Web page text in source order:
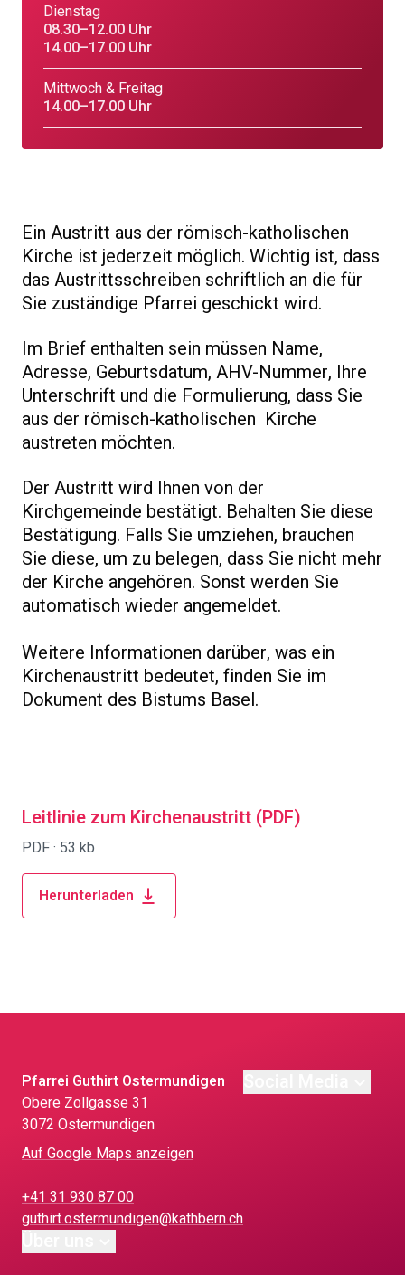
Dienstag
08.30–12.00 Uhr
14.00–17.00 Uhr
Mittwoch & Freitag
14.00–17.00 Uhr
Ein Austritt aus der römisch-katholischen
Kirche ist jederzeit möglich. Wichtig ist, dass
das Austrittsschreiben schriftlich an die für
Sie zuständige Pfarrei geschickt wird.
Im Brief enthalten sein müssen Name,
Adresse, Geburtsdatum, AHV-Nummer, Ihre
Unterschrift und die Formulierung, dass Sie
aus der römisch-katholischen Kirche
austreten möchten.
Der Austritt wird Ihnen von der
Kirchgemeinde bestätigt. Behalten Sie diese
Bestätigung. Falls Sie umziehen, brauchen
Sie diese, um zu belegen, dass Sie nicht mehr
der Kirche angehören. Sonst werden Sie
automatisch wieder angemeldet.
Weitere Informationen darüber, was ein
Kirchenaustritt bedeutet, finden Sie im
Dokument des Bistums Basel.
Leitlinie zum Kirchenaustritt (PDF)
PDF · 53 kb
Herunterladen
Pfarrei Guthirt Ostermundigen
Obere Zollgasse 31
3072 Ostermundigen
Auf Google Maps anzeigen
+41 31 930 87 00
guthirt.ostermundigen@kathbern.ch